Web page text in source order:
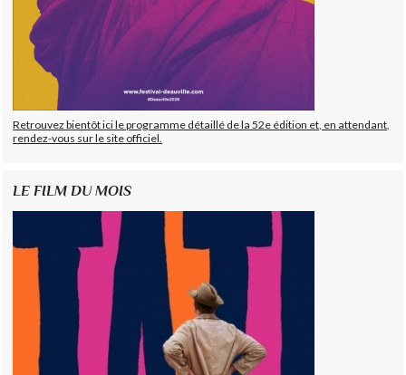
Retrouvez bientôt ici le programme détaillé de la 52e édition et, en attendant,
rendez-vous sur le site officiel.
LE FILM DU MOIS